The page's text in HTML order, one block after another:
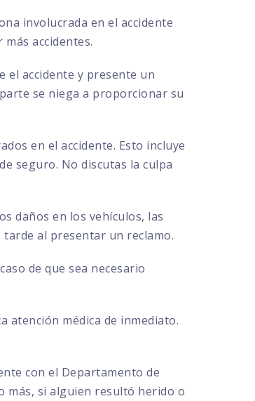
involucrada en el accidente
accidentes.
el accidente y presente un
se niega a proporcionar su
en el accidente. Esto incluye
seguro. No discutas la culpa
daños en los vehículos, las
al presentar un reclamo.
de que sea necesario
atención médica de inmediato.
con el Departamento de
más, si alguien resultó herido o